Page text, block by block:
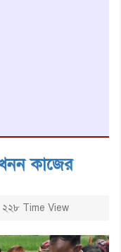
কাজের
২২৮ Time View